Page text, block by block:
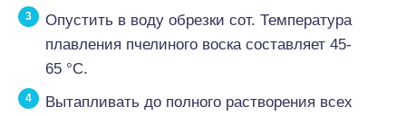
Опустить в воду обрезки сот. Температура
плавления пчелиного воска составляет 45-
65 °С.
Вытапливать до полного растворения всех